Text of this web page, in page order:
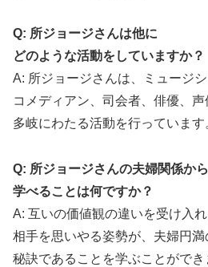
Q: 所ジョージさんは他に
どのような活動をしていますか？
A: 所ジョージさんは、ミュージシ
コメディアン、司会者、俳優、声
多岐にわたる活動を行っています
Q: 所ジョージさんの夫婦関係から
学べることは何ですか？
A: 互いの価値観の違いを受け入れ
相手を思いやる姿勢が、夫婦円満
秘訣であることを学ぶことができ